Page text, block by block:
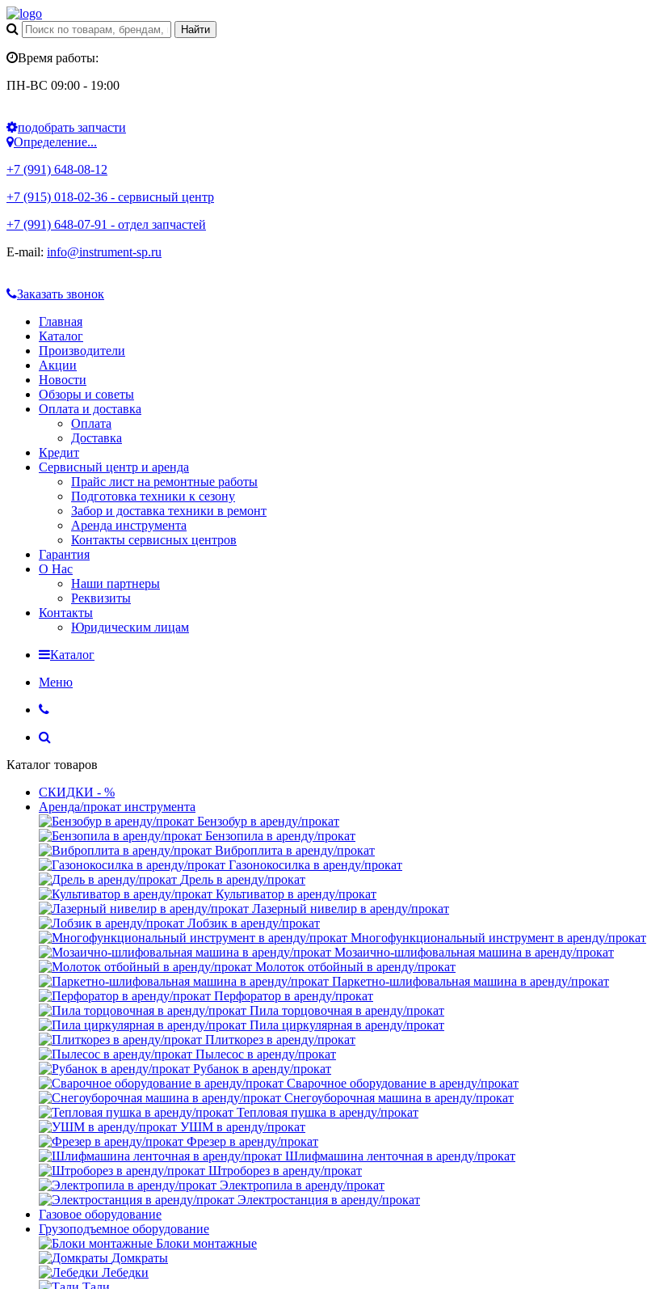
Время работы:
ПН-ВС 09:00 - 19:00
подобрать запчасти
Определение...
+7 (991) 648-08-12
+7 (915) 018-02-36 - сервисный центр
+7 (991) 648-07-91 - отдел запчастей
E-mail: info@instrument-sp.ru
Заказать звонок
Главная
Каталог
Производители
Акции
Новости
Обзоры и советы
Оплата и доставка
Оплата
Доставка
Кредит
Сервисный центр и аренда
Прайс лист на ремонтные работы
Подготовка техники к сезону
Забор и доставка техники в ремонт
Аренда инструмента
Контакты сервисных центров
Гарантия
О Нас
Наши партнеры
Реквизиты
Контакты
Юридическим лицам
Каталог
Меню
Каталог товаров
СКИДКИ - %
Аренда/прокат инструмента
Бензобур в аренду/прокат
Бензопила в аренду/прокат
Виброплита в аренду/прокат
Газонокосилка в аренду/прокат
Дрель в аренду/прокат
Культиватор в аренду/прокат
Лазерный нивелир в аренду/прокат
Лобзик в аренду/прокат
Многофункциональный инструмент в аренду/прокат
Мозаично-шлифовальная машина в аренду/прокат
Молоток отбойный в аренду/прокат
Паркетно-шлифовальная машина в аренду/прокат
Перфоратор в аренду/прокат
Пила торцовочная в аренду/прокат
Пила циркулярная в аренду/прокат
Плиткорез в аренду/прокат
Пылесос в аренду/прокат
Рубанок в аренду/прокат
Сварочное оборудование в аренду/прокат
Снегоуборочная машина в аренду/прокат
Тепловая пушка в аренду/прокат
УШМ в аренду/прокат
Фрезер в аренду/прокат
Шлифмашина ленточная в аренду/прокат
Штроборез в аренду/прокат
Электропила в аренду/прокат
Электростанция в аренду/прокат
Газовое оборудование
Грузоподъемное оборудование
Блоки монтажные
Домкраты
Лебедки